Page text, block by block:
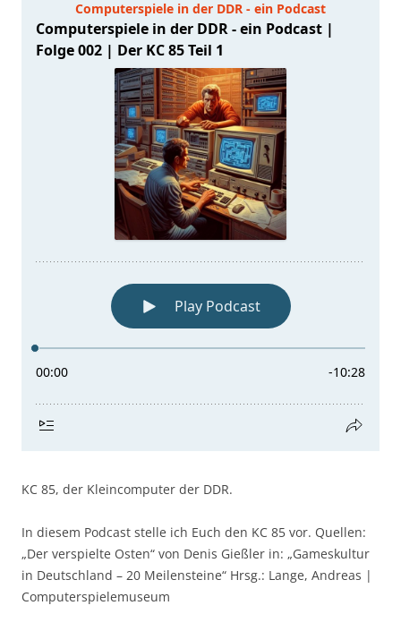
KC 85, der Kleincomputer der DDR.
In diesem Podcast stelle ich Euch den KC 85 vor. Quellen:
„Der verspielte Osten“ von Denis Gießler in: „Gameskultur
in Deutschland – 20 Meilensteine“ Hrsg.: Lange, Andreas |
Computerspielemuseum